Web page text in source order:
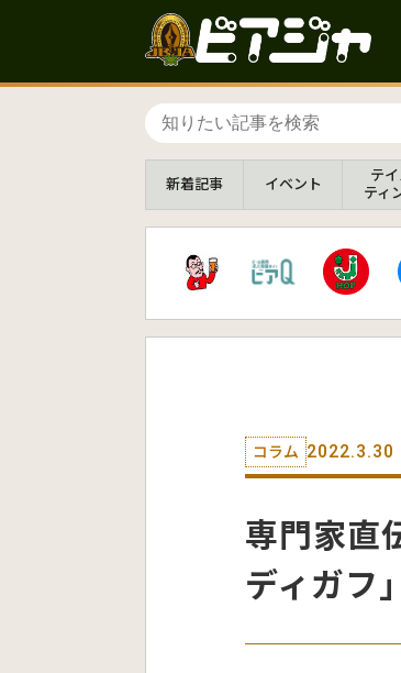
新着記事 イベント
テイ
ティ
コラム 2022.3.30
専門家直
ディガフ